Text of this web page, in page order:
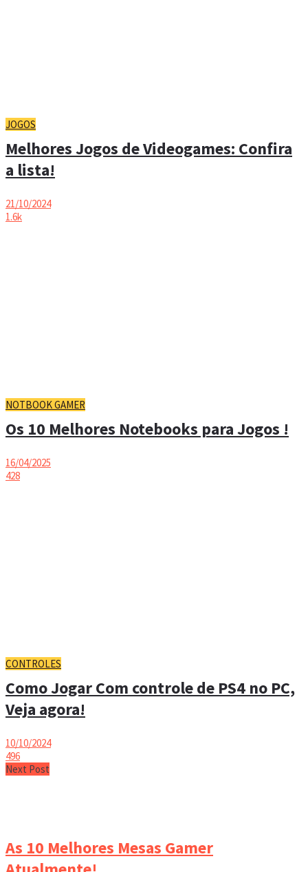
JOGOS
Melhores Jogos de Videogames: Confira
a lista!
21/10/2024
1.6k
NOTBOOK GAMER
Os 10 Melhores Notebooks para Jogos !
16/04/2025
428
CONTROLES
Como Jogar Com controle de PS4 no PC,
Veja agora!
10/10/2024
496
Next Post
As 10 Melhores Mesas Gamer